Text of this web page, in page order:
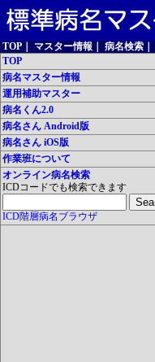
TOP マスター情報 病名検索
TOP
病名マスター情報
運用補助マスター
病名くん2.0
病名さん Android版
病名さん iOS版
作業班について
オンライン病名検索
ICDコードでも検索できます
ICD階層病名ブラウザ